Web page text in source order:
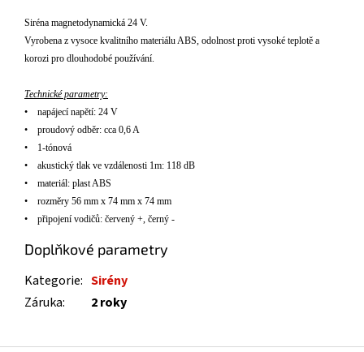
Siréna magnetodynamická 24 V.
Vyrobena z vysoce kvalitního materiálu ABS, odolnost proti vysoké teplotě a
korozi pro dlouhodobé používání.
Technické parametry:
• napájecí napětí: 24 V
• proudový odběr: cca 0,6 A
• 1-tónová
• akustický tlak ve vzdálenosti 1m: 118 dB
• materiál: plast ABS
• rozměry 56 mm x 74 mm x 74 mm
• připojení vodičů: červený +, černý -
Doplňkové parametry
Kategorie: Sirény
Záruka: 2 roky